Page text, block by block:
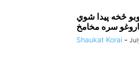
څخه پيدا شوي
Shaukat Korai -